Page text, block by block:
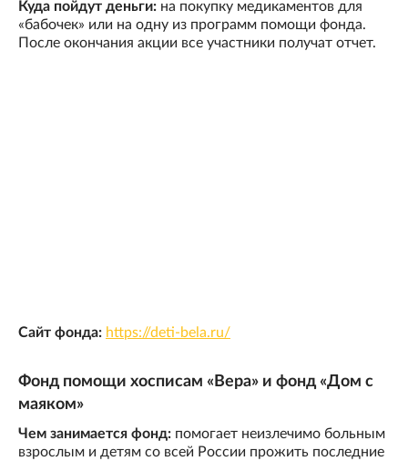
Куда пойдут деньги: на покупку медикаментов для
«бабочек» или на одну из программ помощи фонда.
После окончания акции все участники получат отчет.
Сайт фонда: https://deti-bela.ru/
Фонд помощи хосписам «Вера» и фонд «Дом с
маяком»
Чем занимается фонд: помогает неизлечимо больным
взрослым и детям со всей России прожить последние